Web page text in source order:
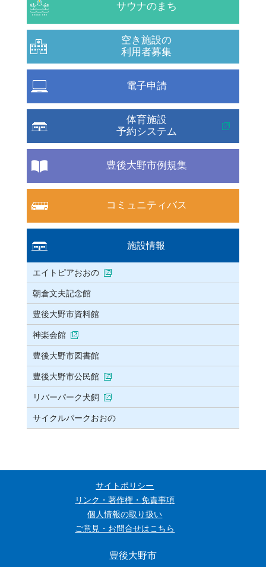
サウナのまち
空き施設の
利用者募集
電子申請
体育施設
予約システム
豊後大野市例規集
コミュニティバス
施設情報
エイトピアおおの
朝倉文夫記念館
豊後大野市資料館
神楽会館
豊後大野市図書館
豊後大野市公民館
リバーパーク犬飼
サイクルパークおおの
サイトポリシー
リンク・著作権・免責事項
個人情報の取り扱い
ご意見・お問合せはこちら
豊後大野市